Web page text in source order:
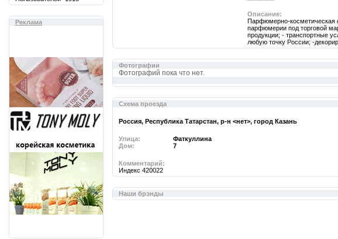
Реклама
Описание:
Парфюмерно-косметическая
парфюмерии под торговой
продукции; - транспортные
любую точку России; -
Фотографии
Фотографий пока что нет.
Cхема проезда
Россия, Республика Татарстан, р-н <нет>, город Казань
Улица:
Фаткуллина
Дом:
7
Комментарий:
Индекс 420022
Наши брэнды